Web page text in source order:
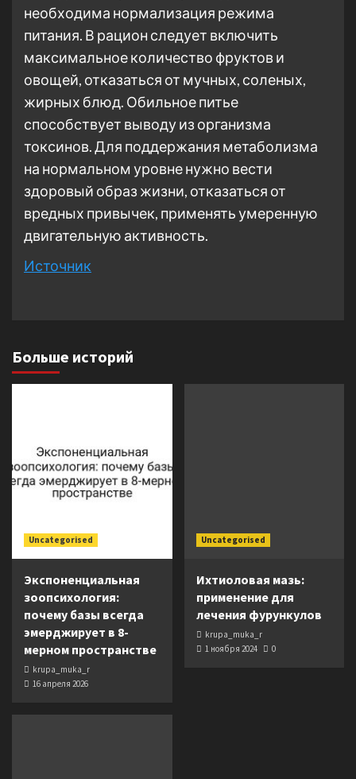
необходима нормализация режима
питания. В рацион следует включить
максимальное количество фруктов и
овощей, отказаться от мучных, соленых,
жирных блюд. Обильное питье
способствует выводу из организма
токсинов. Для поддержания метаболизма
на нормальном уровне нужно вести
здоровый образ жизни, отказаться от
вредных привычек, применять умеренную
двигательную активность.
Источник
Больше историй
Uncategorised
Экспоненциальная
зоопсихология:
почему базы всегда
эмерджирует в 8-
мерном пространстве
krupa_muka_r
16 апреля 2026
Uncategorised
Ихтиоловая мазь:
применение для
лечения фурункулов
krupa_muka_r
1 ноября 2024
0